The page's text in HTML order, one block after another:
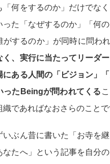
「何をするのか」だけでな
った「なぜするのか」「何
がするのか」が同時に問われ
く、実行に当たってリーダ
にある人間の「ビジョン」
ったBeingが問われてくる
織であればなおさらのことで
いぶん昔に書いた「お寺を
なたへ」という記事を自分